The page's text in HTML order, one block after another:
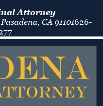
Attorney
CA 91101626-